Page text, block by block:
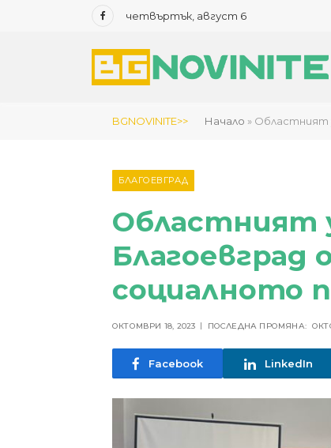
Facebook
четвъртък, август 6
BGNOVINITE>> Начало » Областният
БЛАГОЕВГРАД
Областният
Благоевград
социалното
ОКТОМВРИ 18, 2023 ПОСЛЕДНА ПРОМЯНА:
Facebook LinkedIn